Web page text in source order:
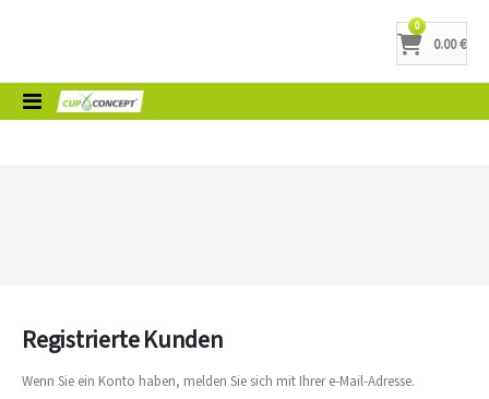
Cart
0.00 €
0Artikel
Toggle
Nav
Registrierte Kunden
Wenn Sie ein Konto haben, melden Sie sich mit Ihrer e-Mail-Adresse.